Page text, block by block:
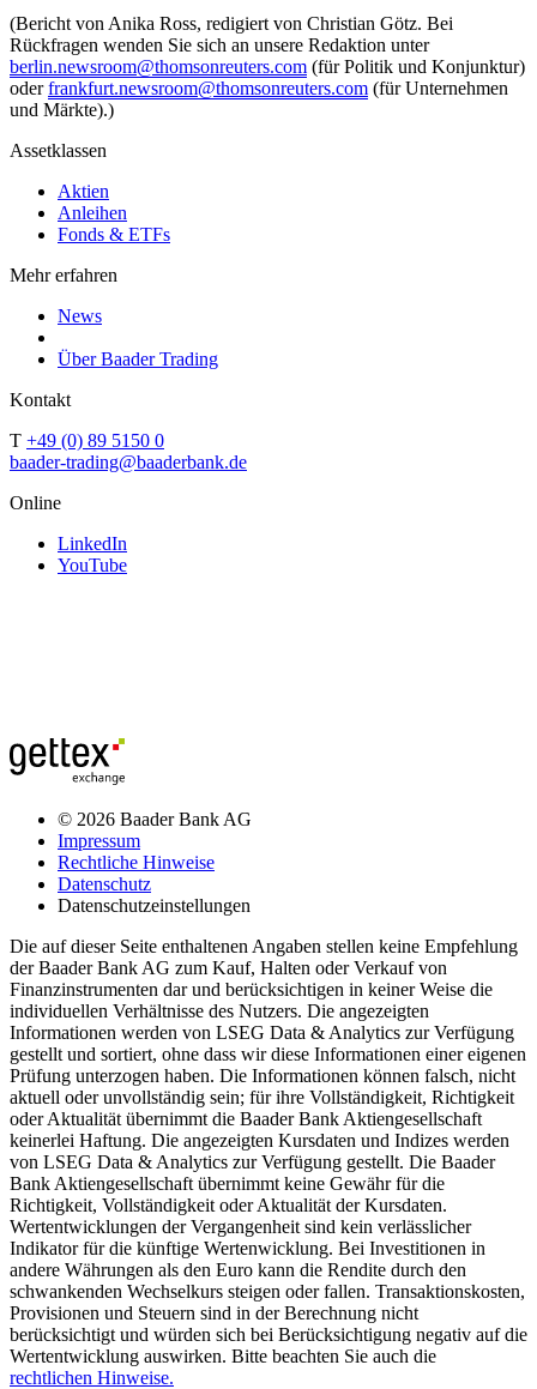
(Bericht von Anika Ross, redigiert von Christian Götz. Bei
Rückfragen wenden Sie sich an unsere Redaktion unter
berlin.newsroom@thomsonreuters.com (für Politik und Konjunktur)
oderfrankfurt.newsroom@thomsonreuters.com (für Unternehmen
und Märkte).)
Assetklassen
Aktien
Anleihen
Fonds & ETFs
Mehr erfahren
News
Über Baader Trading
Kontakt
T +49 (0) 89 5150 0
baader-trading@baaderbank.de
Online
LinkedIn
YouTube
© 2026 Baader Bank AG
Impressum
Rechtliche Hinweise
Datenschutz
Datenschutzeinstellungen
Die auf dieser Seite enthaltenen Angaben stellen keine Empfehlung
der Baader Bank AG zum Kauf, Halten oder Verkauf von
Finanzinstrumenten dar und berücksichtigen in keiner Weise die
individuellen Verhältnisse des Nutzers. Die angezeigten
Informationen werden von LSEG Data & Analytics zur Verfügung
gestellt und sortiert, ohne dass wir diese Informationen einer eigenen
Prüfung unterzogen haben. Die Informationen können falsch, nicht
aktuell oder unvollständig sein; für ihre Vollständigkeit, Richtigkeit
oder Aktualität übernimmt die Baader Bank Aktiengesellschaft
keinerlei Haftung. Die angezeigten Kursdaten und Indizes werden
von LSEG Data & Analytics zur Verfügung gestellt. Die Baader
Bank Aktiengesellschaft übernimmt keine Gewähr für die
Richtigkeit, Vollständigkeit oder Aktualität der Kursdaten.
Wertentwicklungen der Vergangenheit sind kein verlässlicher
Indikator für die künftige Wertenwicklung. Bei Investitionen in
andere Währungen als den Euro kann die Rendite durch den
schwankenden Wechselkurs steigen oder fallen. Transaktionskosten,
Provisionen und Steuern sind in der Berechnung nicht
berücksichtigt und würden sich bei Berücksichtigung negativ auf die
Wertentwicklung auswirken. Bitte beachten Sie auch die
rechtlichen Hinweise.